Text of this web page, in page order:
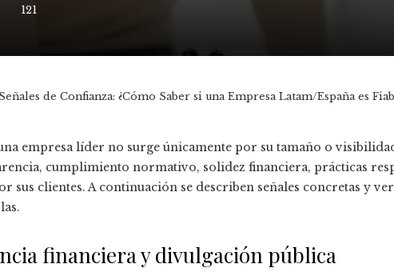
121
Señales de Confianza: ¿Cómo Saber si una Empresa Latam/España es
empresa líder no surge únicamente por su tamaño o
cumplimiento normativo, solidez financiera, prácticas
sus clientes. A continuación se describen señales concretas y
financiera y divulgación pública